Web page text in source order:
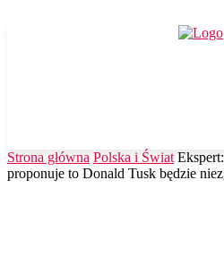
Strona główna Polska i Świat
proponuje to Donald Tusk będzie